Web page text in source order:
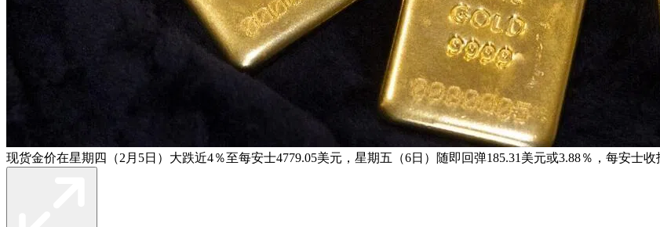
现货金价在星期四（2月5日）大跌近4％至每安士4779.05美元，星期五（6日）随即回弹185.31美元或3.88％，每安士收